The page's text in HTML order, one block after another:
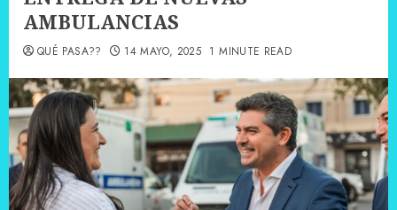
AMBULANCIAS
QUÉ PASA?? 14 MAYO, 2025 1 MINUTE READ